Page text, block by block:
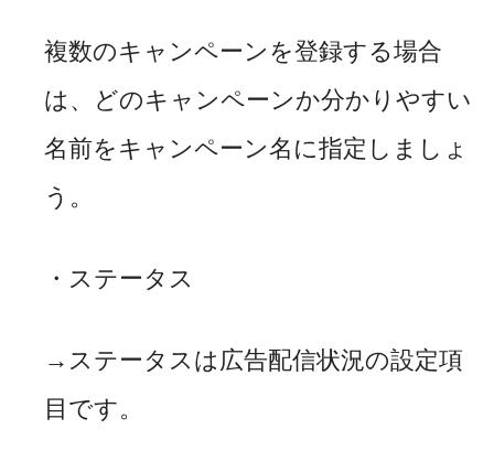
複数のキャンペーンを登録する場合
は、どのキャンペーンか分かりやすい
名前をキャンペーン名に指定しましょ
う。
・ステータス
→ステータスは広告配信状況の設定項
目です。